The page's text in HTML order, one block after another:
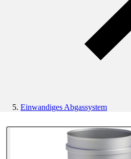
Einwandiges Abgassystem